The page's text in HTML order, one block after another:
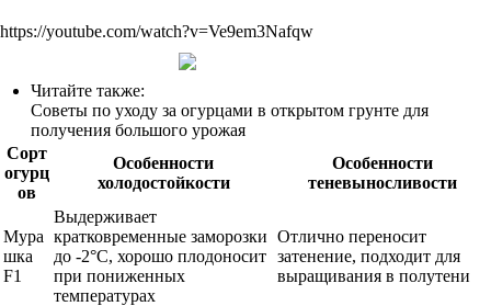
https://youtube.com/watch?v=Ve9em3Nafqw
Читайте также:
Советы по уходу за огурцами в открытом грунте для
получения большого урожая
Сорт
огурц
ов
Особенности
холодостойкости
Особенности
теневыносливости
Мура
шка
F1
Выдерживает
кратковременные заморозки
до -2°C, хорошо плодоносит
при пониженных
температурах
Отлично переносит
затенение, подходит для
выращивания в полутени